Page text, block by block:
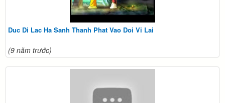
Duc Di Lac Ha Sanh Thanh Phat Vao Doi Vi Lai
(9 năm trước)